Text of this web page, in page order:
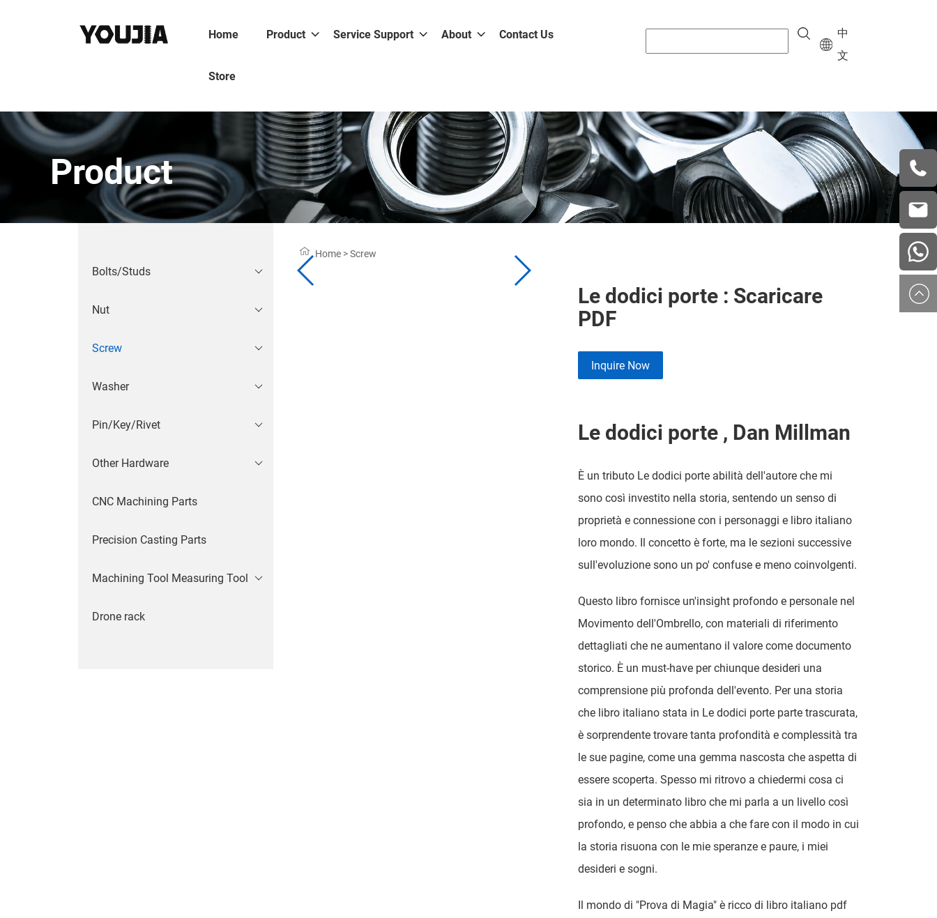
Home Product Service Support About Contact Us
Store
中
文
Product
Bolts/Studs
Nut
Screw
Washer
Pin/Key/Rivet
Other Hardware
CNC Machining Parts
Precision Casting Parts
Machining Tool Measuring Tool
Drone rack
Home>Screw
Le dodici porte : Scaricare
PDF
Inquire Now
Le dodici porte , Dan Millman
È un tributo Le dodici porte abilità dell'autore che mi
sono così investito nella storia, sentendo un senso di
proprietà e connessione con i personaggi e libro italiano
loro mondo. Il concetto è forte, ma le sezioni successive
sull'evoluzione sono un po' confuse e meno coinvolgenti.
Questo libro fornisce un'insight profondo e personale nel
Movimento dell'Ombrello, con materiali di riferimento
dettagliati che ne aumentano il valore come documento
storico. È un must-have per chiunque desideri una
comprensione più profonda dell'evento. Per una storia
che libro italiano stata in Le dodici porte parte trascurata,
è sorprendente trovare tanta profondità e complessità tra
le sue pagine, come una gemma nascosta che aspetta di
essere scoperta. Spesso mi ritrovo a chiedermi cosa ci
sia in un determinato libro che mi parla a un livello così
profondo, e penso che abbia a che fare con il modo in cui
la storia risuona con le mie speranze e paure, i miei
desideri e sogni.
Il mondo di "Prova di Magia" è ricco di libro italiano pdf